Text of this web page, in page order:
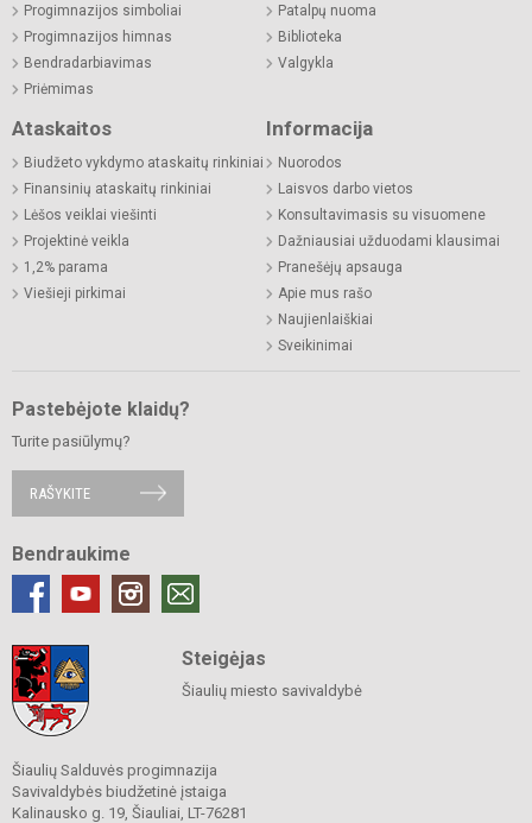
Progimnazijos simboliai
Progimnazijos himnas
Bendradarbiavimas
Priėmimas
Patalpų nuoma
Biblioteka
Valgykla
Ataskaitos
Biudžeto vykdymo ataskaitų rinkiniai
Finansinių ataskaitų rinkiniai
Lėšos veiklai viešinti
Projektinė veikla
1,2% parama
Viešieji pirkimai
Informacija
Nuorodos
Laisvos darbo vietos
Konsultavimasis su visuomene
Dažniausiai užduodami klausimai
Pranešėjų apsauga
Apie mus rašo
Naujienlaiškiai
Sveikinimai
Pastebėjote klaidų?
Turite pasiūlymų?
RAŠYKITE
Bendraukime
Steigėjas
Šiaulių miesto savivaldybė
Šiaulių Salduvės progimnazija
Savivaldybės biudžetinė įstaiga
Kalinausko g. 19, Šiauliai, LT-76281